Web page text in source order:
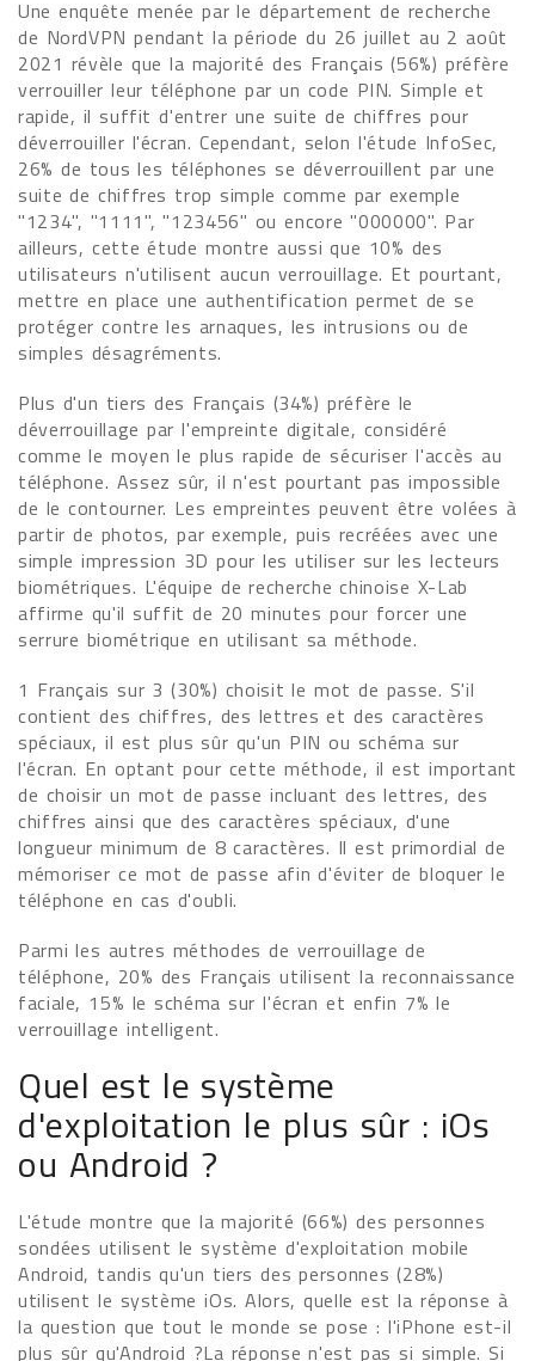
Une enquête menée par le département de recherche
de NordVPN pendant la période du 26 juillet au 2 août
2021 révèle que la majorité des Français (56%) préfère
verrouiller leur téléphone par un code PIN. Simple et
rapide, il suffit d'entrer une suite de chiffres pour
déverrouiller l'écran. Cependant, selon l'étude InfoSec,
26% de tous les téléphones se déverrouillent par une
suite de chiffres trop simple comme par exemple
"1234", "1111", "123456" ou encore "000000". Par
ailleurs, cette étude montre aussi que 10% des
utilisateurs n'utilisent aucun verrouillage. Et pourtant,
mettre en place une authentification permet de se
protéger contre les arnaques, les intrusions ou de
simples désagréments.
Plus d'un tiers des Français (34%) préfère le
déverrouillage par l'empreinte digitale, considéré
comme le moyen le plus rapide de sécuriser l'accès au
téléphone. Assez sûr, il n'est pourtant pas impossible
de le contourner. Les empreintes peuvent être volées à
partir de photos, par exemple, puis recréées avec une
simple impression 3D pour les utiliser sur les lecteurs
biométriques. L'équipe de recherche chinoise X-Lab
affirme qu'il suffit de 20 minutes pour forcer une
serrure biométrique en utilisant sa méthode.
1 Français sur 3 (30%) choisit le mot de passe. S'il
contient des chiffres, des lettres et des caractères
spéciaux, il est plus sûr qu'un PIN ou schéma sur
l'écran. En optant pour cette méthode, il est important
de choisir un mot de passe incluant des lettres, des
chiffres ainsi que des caractères spéciaux, d'une
longueur minimum de 8 caractères. Il est primordial de
mémoriser ce mot de passe afin d'éviter de bloquer le
téléphone en cas d'oubli.
Parmi les autres méthodes de verrouillage de
téléphone, 20% des Français utilisent la reconnaissance
faciale, 15% le schéma sur l'écran et enfin 7% le
verrouillage intelligent.
Quel est le système
d'exploitation le plus sûr : iOs
ou Android ?
L'étude montre que la majorité (66%) des personnes
sondées utilisent le système d'exploitation mobile
Android, tandis qu'un tiers des personnes (28%)
utilisent le système iOs. Alors, quelle est la réponse à
la question que tout le monde se pose : l'iPhone est-il
plus sûr qu'Android ?La réponse n'est pas si simple. Si